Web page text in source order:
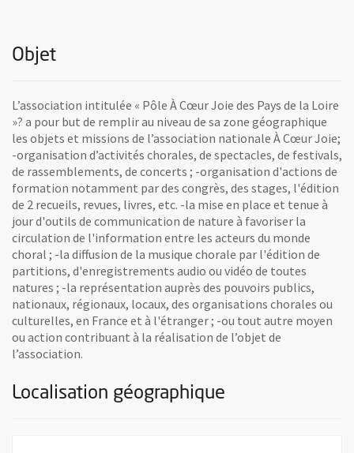
Objet
L’association intitulée « Pôle À Cœur Joie des Pays de la Loire
»? a pour but de remplir au niveau de sa zone géographique
les objets et missions de l’association nationale À Cœur Joie;
-organisation d’activités chorales, de spectacles, de festivals,
de rassemblements, de concerts ; -organisation d'actions de
formation notamment par des congrès, des stages, l'édition
de 2 recueils, revues, livres, etc. -la mise en place et tenue à
jour d'outils de communication de nature à favoriser la
circulation de l'information entre les acteurs du monde
choral ; -la diffusion de la musique chorale par l'édition de
partitions, d'enregistrements audio ou vidéo de toutes
natures ; -la représentation auprès des pouvoirs publics,
nationaux, régionaux, locaux, des organisations chorales ou
culturelles, en France et à l'étranger ; -ou tout autre moyen
ou action contribuant à la réalisation de l’objet de
l’association.
Localisation géographique